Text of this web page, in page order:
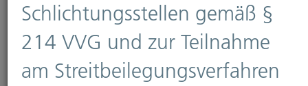
Weiterlesen
Schlichtungsstellen gemäß §
214 VVG und zur Teilnahme
am Streitbeilegungsverfahren